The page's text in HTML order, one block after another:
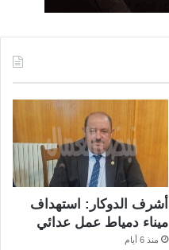
أشرف الدوكار: استهداف
ميناء دمياط عمل عدائي
منذ 6 أيام